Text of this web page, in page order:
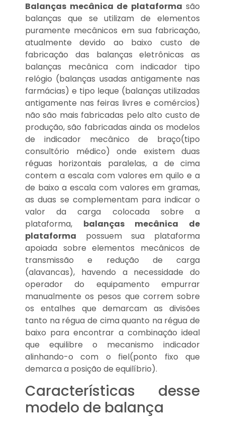
Balanças mecânica de plataforma são
balanças que se utilizam de elementos
puramente mecânicos em sua fabricação,
atualmente devido ao baixo custo de
fabricação das balanças eletrônicas as
balanças mecânica com indicador tipo
relógio (balanças usadas antigamente nas
farmácias) e tipo leque (balanças utilizadas
antigamente nas feiras livres e comércios)
não são mais fabricadas pelo alto custo de
produção, são fabricadas ainda os modelos
de indicador mecânico de braço(tipo
consultório médico) onde existem duas
réguas horizontais paralelas, a de cima
contem a escala com valores em quilo e a
de baixo a escala com valores em gramas,
as duas se complementam para indicar o
valor da carga colocada sobre a
plataforma, balanças mecânica de
plataforma possuem sua plataforma
apoiada sobre elementos mecânicos de
transmissão e redução de carga
(alavancas), havendo a necessidade do
operador do equipamento empurrar
manualmente os pesos que correm sobre
os entalhes que demarcam as divisões
tanto na régua de cima quanto na régua de
baixo para encontrar a combinação ideal
que equilibre o mecanismo indicador
alinhando-o com o fiel(ponto fixo que
demarca a posição de equilíbrio).
Características desse
modelo de balança